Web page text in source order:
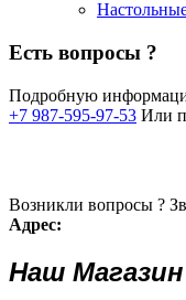
Есть вопросы ?
Подробную
+7 987-595-97-53 Или
Возникли вопросы ?
Адрес:
Наш Магазин